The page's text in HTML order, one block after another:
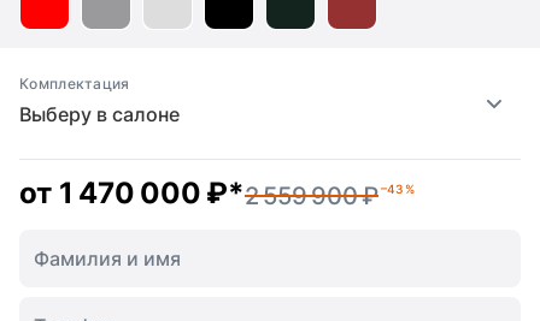
Выберу в салоне
Комплектация
от 1 470 000 ₽*2 559 900 ₽–43 %